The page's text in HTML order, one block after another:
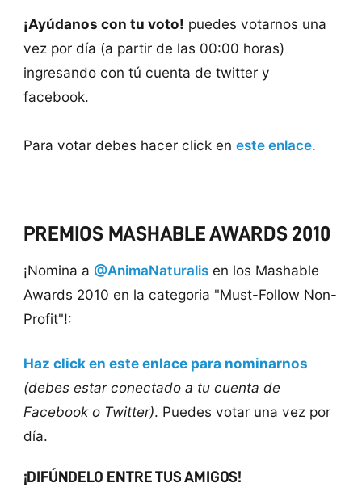
¡Ayúdanos con tu voto! puedes votarnos una
vez por día (a partir de las 00:00 horas)
ingresando con tú cuenta de twitter y
facebook.
Para votar debes hacer click en este enlace.
PREMIOS MASHABLE AWARDS 2010
¡Nomina a @AnimaNaturalisen los Mashable
Awards 2010 en la categoria "Must-Follow Non-
Profit"!:
Haz click en este enlace para nominarnos
(debes estar conectado a tu cuenta de
Facebook o Twitter). Puedes votar una vez por
día.
¡DIFÚNDELO ENTRE TUS AMIGOS!